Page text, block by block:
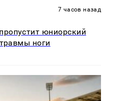
7 часов назад
юниорский
ноги